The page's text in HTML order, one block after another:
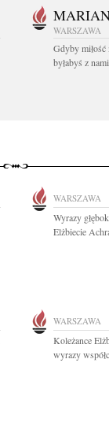
WARSZAWA
Gdyby miłość
byłabyś z
WARSZAWA
Wyrazy
Elżbiecie
WARSZAWA
Koleżance
wyrazy